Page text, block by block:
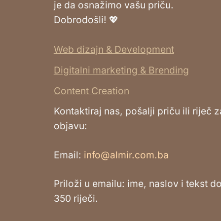
je da osnažimo vašu priču.
Dobrodošli! 💖
Web dizajn & Development
Digitalni marketing & Brending
Content Creation
Kontaktiraj nas, pošalji priču ili riječ
objavu:
Email: info@almir.com.ba
Priloži u emailu: ime, naslov i tekst
350 riječi.